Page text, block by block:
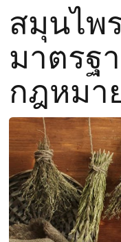
สมุนไพ
มาตรฐ
กฎหมา